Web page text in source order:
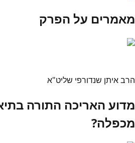
מאמרים על הפרק
הרב איתן שנדורפי שליט"א
מדוע האריכה התורה
מכפלה?